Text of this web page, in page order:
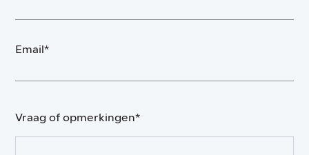
Email*
Vraag of opmerkingen*